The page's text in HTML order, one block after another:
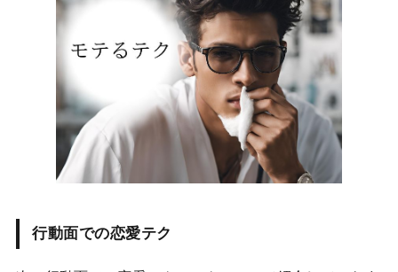
行動面での恋愛テク